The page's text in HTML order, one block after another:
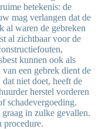
betekenis: de
mag verlangen dat de
al waren de gebreken
al zichtbaar voor de
kunnen ook als
een gebrek dient de
niet doet, heeft de
herstel vorderen
schadevergoeding.
in zulke gevallen.
procedure.